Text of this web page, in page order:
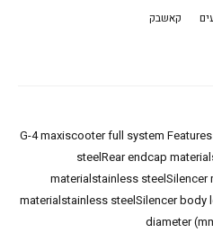
קאשבק
G-4 maxiscooter full system
steelRear endcap
materialstainless
materialstainless steelSilencer body
diameter